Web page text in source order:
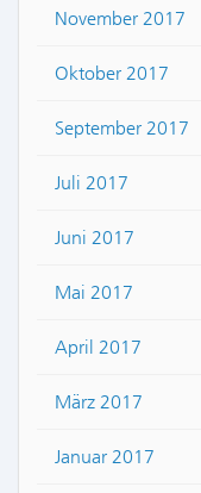
November 2017
Oktober 2017
September 2017
Juli 2017
Juni 2017
Mai 2017
April 2017
März 2017
Januar 2017